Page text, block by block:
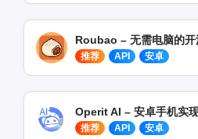
Roubao – 无需电脑的
推荐 API 安卓
Operit AI – 安卓手机实
推荐 API 安卓